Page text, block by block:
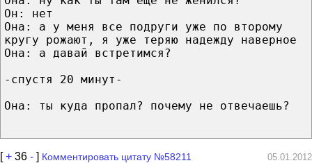
Он: нет
Она: а у меня все подруги уже по второму
кругу рожают, я уже теряю надежду наверное
Она: а давай встретимся?
-спустя 20 минут-
Она: ты куда пропал? почему не отвечаешь?
[+ 36 - ] Комментировать цитату №58211 05.01.2012